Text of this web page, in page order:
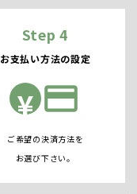
Step 4
お支払い方法の設定
¥ credit_card
ご希望の決済方法を
お選び下さい。